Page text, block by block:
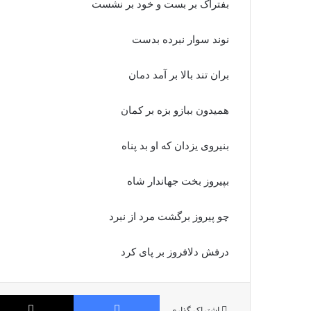
بفتراک بر بست و خود بر نشست
نوند سوار نبرده بدست‏
بران تند بالا بر آمد دمان
همیدون ببازو بزه بر کمان‏
بنیروى یزدان که او بد پناه
بپیروز بخت جهاندار شاه‏
چو پیروز برگشت مرد از نبرد
درفش دلافروز بر پاى کرد
فیس بوک